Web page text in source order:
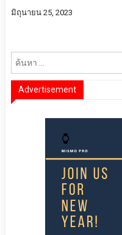
มิถุนายน 25, 2023
Advertisement